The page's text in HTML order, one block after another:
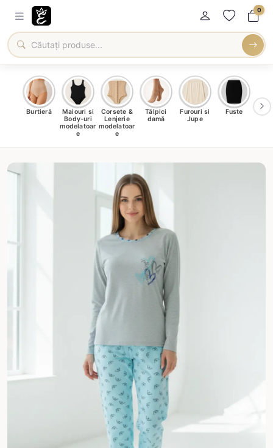
0
Burtieră
Maiouri si
Body-uri
modelatoar
e
Corsete &
Lenjerie
modelatoar
e
Tălpici
damă
Furouri si
Jupe
Fuste